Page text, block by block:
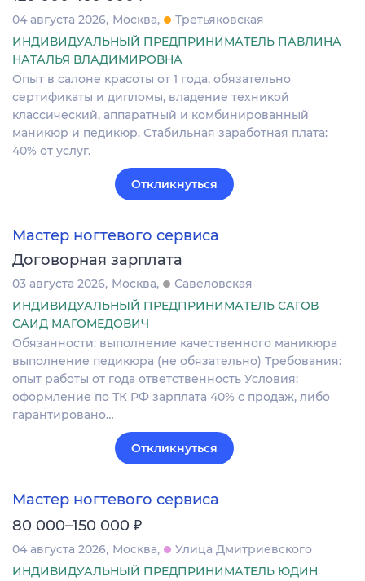
04 августа 2026 Москва
Третьяковская
ИНДИВИДУАЛЬНЫЙ ПРЕДПРИНИМАТЕЛЬ ПАВЛИНА
НАТАЛЬЯ ВЛАДИМИРОВНА
Опыт в салоне красоты от 1 года, обязательно
сертификаты и дипломы, владение техникой
классический, аппаратный и комбинированный
маникюр и педикюр. Стабильная заработная плата:
40% от услуг.
Откликнуться
Мастер ногтевого сервиса
Договорная зарплата
03 августа 2026 Москва
Савеловская
ИНДИВИДУАЛЬНЫЙ ПРЕДПРИНИМАТЕЛЬ САГОВ
САИД МАГОМЕДОВИЧ
Обязанности: выполнение качественного маникюра
выполнение педикюра (не обязательно) Требования:
опыт работы от года ответственность Условия:
оформление по ТК РФ зарплата 40% с продаж, либо
гарантировано…
Откликнуться
Мастер ногтевого сервиса
80 000–150 000 ₽
04 августа 2026 Москва
Улица Дмитриевского
ИНДИВИДУАЛЬНЫЙ ПРЕДПРИНИМАТЕЛЬ ЮДИН